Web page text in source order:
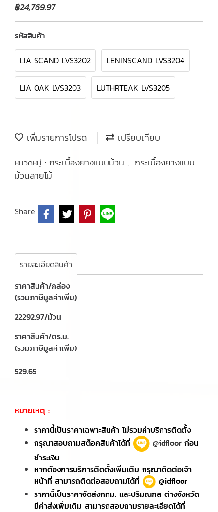
฿24,769.97
รหัสสินค้า
LIA SCAND LVS3202 LENINSCAND LVS3204
LIA OAK LVS3203 LUTHRTEAK LVS3205
เพิ่มรายการโปรด เปรียบเทียบ
หมวดหมู่ : กระเบื้องยางแบบม้วน , กระเบื้องยางแบบ
ม้วนลายไม้
Share
รายละเอียดสินค้า
ราคาสินค้า/กล่อง
(รวมภาษีมูลค่าเพิ่ม)
22292.97/ม้วน
ราคาสินค้า/ตร.ม.
(รวมภาษีมูลค่าเพิ่ม)
529.65
หมายเหตุ :
ราคานี้เป็นราคาเฉพาะสินค้า ไม่รวมค่าบริการติดตั้ง
กรุณาสอบถามสต็อคสินค้าได้ที่
@idfloor ก่อน
ชำระเงิน
หากต้องการบริการติดตั้งเพิ่มเติม กรุณาติดต่อเจ้า
หน้าที่ สามารถติดต่อสอบถามได้ที่
@idfloor
ราคานี้เป็นราคาจัดส่งกทม. และปริมณฑล ต่างจังหวัด
มีค่าส่งเพิ่มเติม สามารถสอบถามรายละเอียดได้ที่